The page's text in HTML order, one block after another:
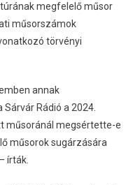
megfelelő műsor
műsorszámok
törvényi
annak
Rádió a 2024.
műsoránál megsértette-e
műsorok sugárzására
írták.